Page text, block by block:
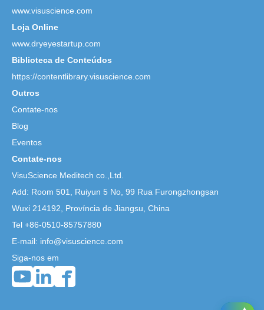
www.visuscience.com
Loja Online
www.dryeyestartup.com
Biblioteca de Conteúdos
https://contentlibrary.visuscience.com
Outros
Contate-nos
Blog
Eventos
Contate-nos
VisuScience Meditech co.,Ltd.
Add: Room 501, Ruiyun 5 No, 99 Rua Furongzhongsan
Wuxi 214192, Província de Jiangsu, China
Tel +86-0510-85757880
E-mail: info@visuscience.com
Siga-nos em